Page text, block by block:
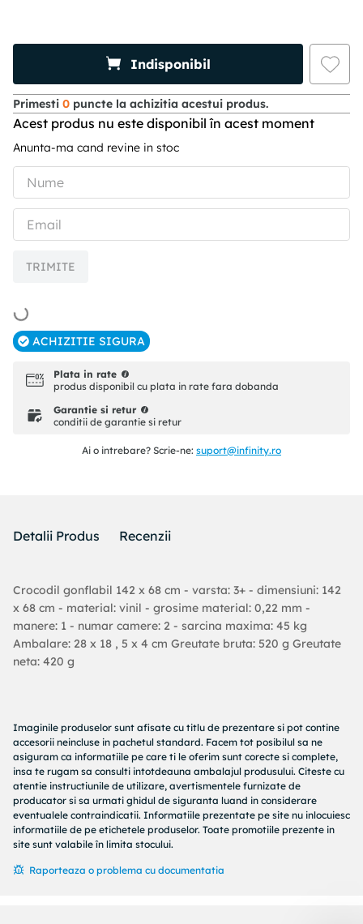
Indisponibil
Primesti 0 puncte la achizitia acestui produs.
Acest produs nu este disponibil în acest moment
Anunta-ma cand revine in stoc
TRIMITE
ACHIZITIE SIGURA
Plata in rate
produs disponibil cu plata in rate fara dobanda
Garantie si retur
conditii de garantie si retur
Ai o intrebare? Scrie-ne: suport@infinity.ro
Detalii Produs Recenzii
Crocodil gonflabil 142 x 68 cm - varsta: 3+ - dimensiuni: 142
x 68 cm - material: vinil - grosime material: 0,22 mm -
manere: 1 - numar camere: 2 - sarcina maxima: 45 kg
Ambalare: 28 x 18 , 5 x 4 cm Greutate bruta: 520 g Greutate
neta: 420 g
Imaginile produselor sunt afisate cu titlu de prezentare si pot contine
accesorii neincluse in pachetul standard. Facem tot posibilul sa ne
asiguram ca informatiile pe care ti le oferim sunt corecte si complete,
insa te rugam sa consulti intotdeauna ambalajul produsului. Citeste cu
atentie instructiunile de utilizare, avertismentele furnizate de
producator si sa urmati ghidul de siguranta luand in considerare
eventualele contraindicatii. Informatiile prezentate pe site nu inlocuiesc
informatiile de pe etichetele produselor. Toate promotiile prezente in
site sunt valabile în limita stocului.
Raporteaza o problema cu documentatia